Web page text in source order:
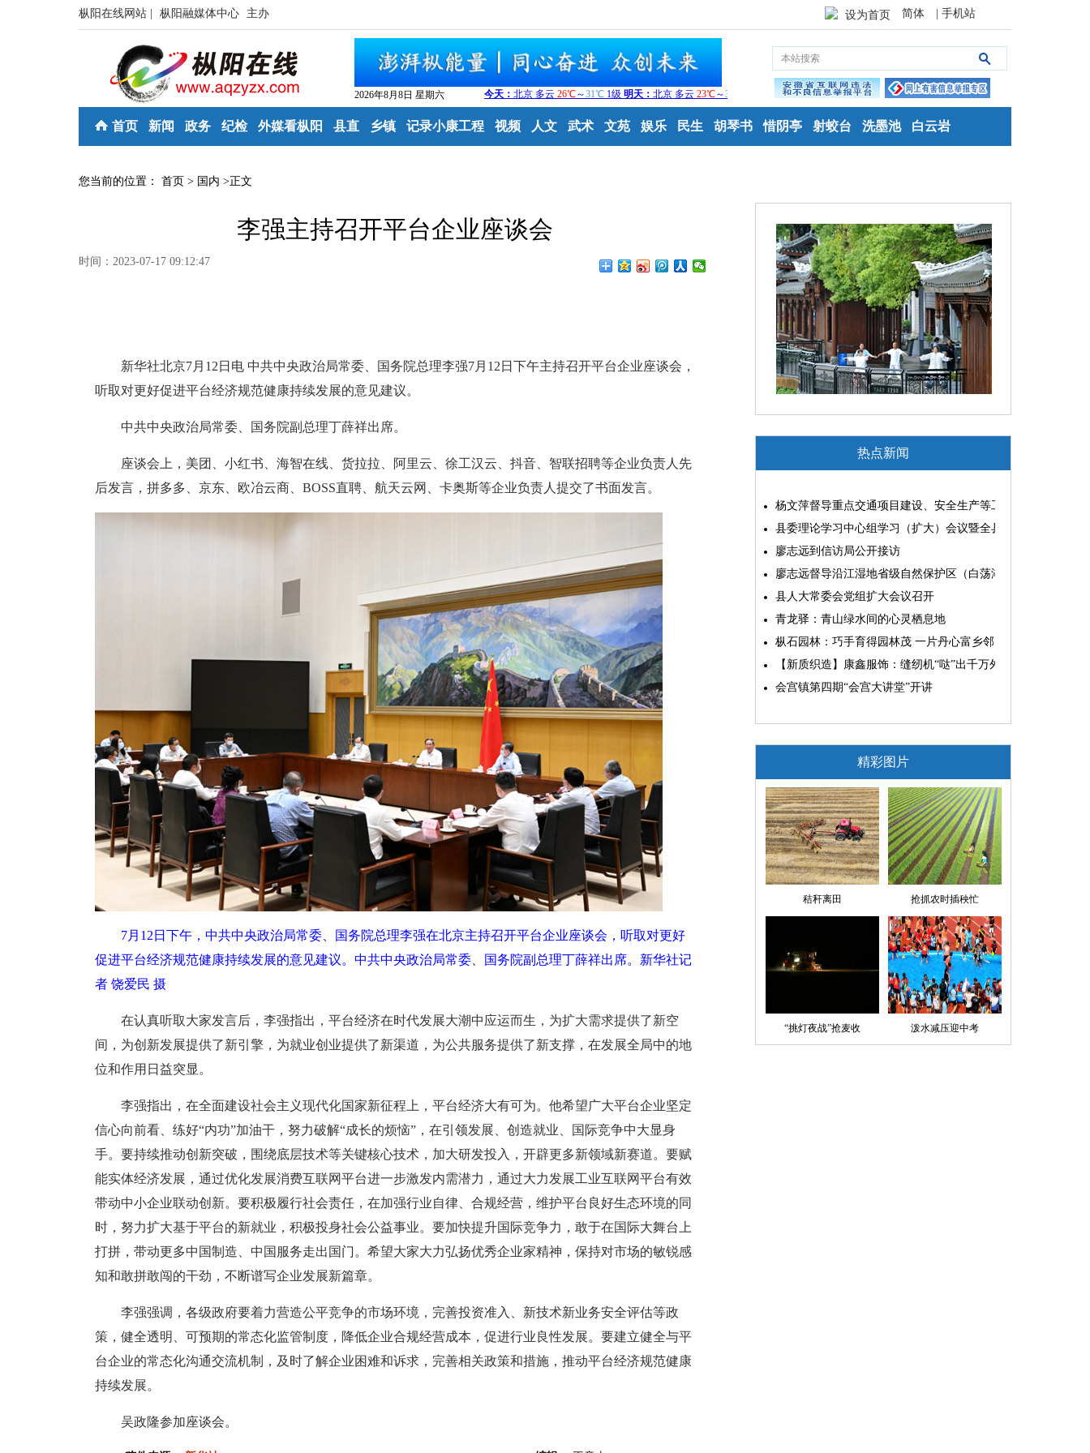
枞阳在线网站 | 枞阳融媒体中心 主办 设为首页 简体 | 手机站
2026年8月8日 星期六
首页 新闻 政务 纪检 外媒看枞阳 县直 乡镇 记录小康工程 视频 人文 武术 文苑 娱乐 民生 胡琴书 惜阴亭 射蛟台 洗墨池 白云岩
您当前的位置： 首页 > 国内 >正文
李强主持召开平台企业座谈会
时间：2023-07-17 09:12:47
新华社北京7月12日电 中共中央政治局常委、国务院总理李强7月12日下午主持召开平台企业座谈会，
听取对更好促进平台经济规范健康持续发展的意见建议。
中共中央政治局常委、国务院副总理丁薛祥出席。
座谈会上，美团、小红书、海智在线、货拉拉、阿里云、徐工汉云、抖音、智联招聘等企业负责人先
后发言，拼多多、京东、欧冶云商、BOSS直聘、航天云网、卡奥斯等企业负责人提交了书面发言。
7月12日下午，中共中央政治局常委、国务院总理李强在北京主持召开平台企业座谈会，听取对更好
促进平台经济规范健康持续发展的意见建议。中共中央政治局常委、国务院副总理丁薛祥出席。 新华社记
者 饶爱民 摄
在认真听取大家发言后，李强指出，平台经济在时代发展大潮中应运而生，为扩大需求提供了新空
间，为创新发展提供了新引擎，为就业创业提供了新渠道，为公共服务提供了新支撑，在发展全局中的地
位和作用日益突显。
李强指出，在全面建设社会主义现代化国家新征程上，平台经济大有可为。他希望广大平台企业坚定
信心向前看、练好“内功”加油干，努力破解“成长的烦恼”，在引领发展、创造就业、国际竞争中大显身
手。要持续推动创新突破，围绕底层技术等关键核心技术，加大研发投入，开辟更多新领域新赛道。要赋
能实体经济发展，通过优化发展消费互联网平台进一步激发内需潜力，通过大力发展工业互联网平台有效
带动中小企业联动创新。要积极履行社会责任，在加强行业自律、合规经营，维护平台良好生态环境的同
时，努力扩大基于平台的新就业，积极投身社会公益事业。要加快提升国际竞争力，敢于在国际大舞台上
打拼，带动更多中国制造、中国服务走出国门。希望大家大力弘扬优秀企业家精神，保持对市场的敏锐感
知和敢拼敢闯的干劲，不断谱写企业发展新篇章。
李强强调，各级政府要着力营造公平竞争的市场环境，完善投资准入、新技术新业务安全评估等政
策，健全透明、可预期的常态化监管制度，降低企业合规经营成本，促进行业良性发展。要建立健全与平
台企业的常态化沟通交流机制，及时了解企业困难和诉求，完善相关政策和措施，推动平台经济规范健康
持续发展。
吴政隆参加座谈会。
热点新闻
杨文萍督导重点交通项目建设、安全生产等工作
县委理论学习中心组学习（扩大）会议暨全县“两为”能力素质
廖志远到信访局公开接访
廖志远督导沿江湿地省级自然保护区（白荡湖片区）问题整改
县人大常委会党组扩大会议召开
青龙驿：青山绿水间的心灵栖息地
枞石园林：巧手育得园林茂 一片丹心富乡邻
【新质织造】康鑫服饰：缝纫机“哒”出千万外贸大生意
会宫镇第四期“会宫大讲堂”开讲
精彩图片
秸秆离田 抢抓农时插秧忙
“挑灯夜战”抢麦收 泼水减压迎中考